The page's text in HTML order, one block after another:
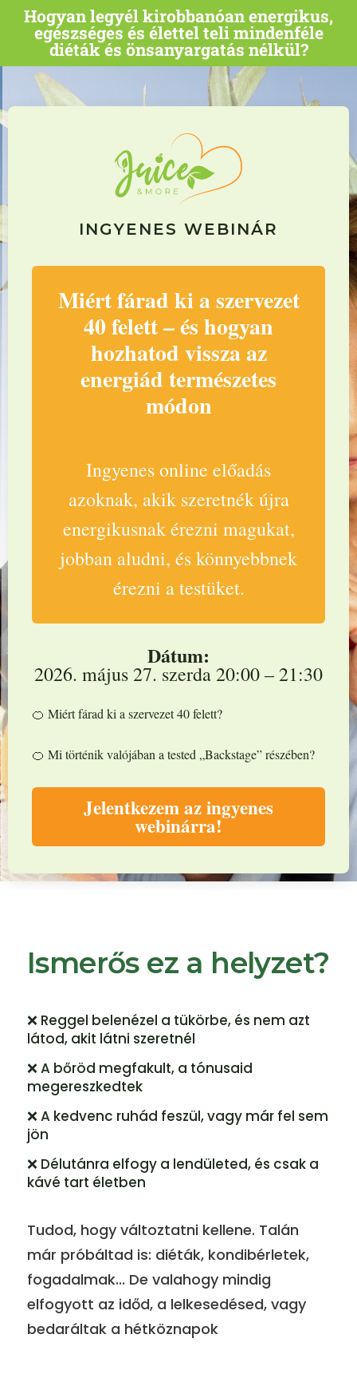
Hogyan legyél kirobbanóan energikus,
egészséges és élettel teli mindenféle
diéták és önsanyargatás nélkül?
INGYENES WEBINÁR
Miért fárad ki a szervezet
40 felett – és hogyan
hozhatod vissza az
energiád természetes
módon
Ingyenes online előadás
azoknak, akik szeretnék újra
energikusnak érezni magukat,
jobban aludni, és könnyebbnek
érezni a testüket.
Dátum:
2026. május 27. szerda 20:00 – 21:30
🍊 Miért fárad ki a szervezet 40 felett?
🍊 Mi történik valójában a tested „Backstage” részében?
Jelentkezem az ingyenes
webinárra!
Ismerős ez a helyzet?
❌ Reggel belenézel a tükörbe, és nem azt
látod, akit látni szeretnél
❌ A bőröd megfakult, a tónusaid
megereszkedtek
❌ A kedvenc ruhád feszül, vagy már fel sem
jön
❌ Délutánra elfogy a lendületed, és csak a
kávé tart életben
Tudod, hogy változtatni kellene. Talán
már próbáltad is: diéták, kondibérletek,
fogadalmak... De valahogy mindig
elfogyott az időd, a lelkesedésed, vagy
bedaráltak a hétköznapok